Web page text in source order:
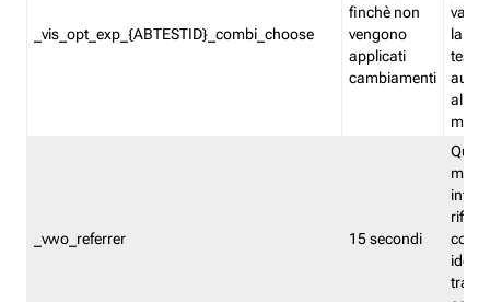
_vis_opt_exp_{ABTESTID}_combi_choose
finchè non
vengono
applicati
cambiamenti
la
test.
_vwo_referrer 15 secondi